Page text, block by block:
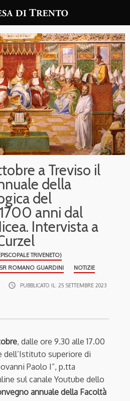
a Treviso il
della
del
anni dal
Intervista a
TRIVENETO)
ROMANO GUARDINI NOTIZIE
access_time PUBBLICATO IL: 25 SETTEMBRE 2023
, dalle ore 9.30 alle 17.00
dell’Istituto superiore di
Paolo I”, p.tta
sul canale Youtube dello
annuale della Facoltà